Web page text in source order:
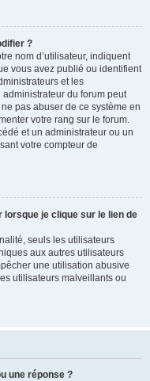
?
nom d’utilisateur, indiquent
vous avez publié ou identifient
et les
du forum peut
pas abuser de ce système en
votre rang sur le forum.
et un administrateur ou un
votre compteur de
lorsque je clique sur le lien de
seuls les utilisateurs
aux autres utilisateurs
une utilisation abusive
utilisateurs malveillants ou
une réponse ?